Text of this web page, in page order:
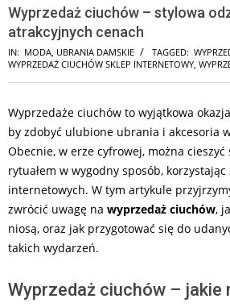
Wyprzedaż ciuchów – stylowa
atrakcyjnych cenach
IN: MODA UBRANIA DAMSKIE TAGGED:
WYPRZEDAŻ CIUCHÓW SKLEP INTERNETOWY
Wyprzedaże ciuchów to wyjątkowa
by zdobyć ulubione ubrania i akcesoria
Obecnie, w erze cyfrowej, można
rytuałem w wygodny sposób,
internetowych. W tym artykule
zwrócić uwagę na wyprzedaż ciuchów,
niosą, oraz jak przygotować się do
takich wydarzeń.
Wyprzedaż ciuchów – jakie